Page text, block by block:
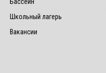
Школьный лагерь
Вакансии